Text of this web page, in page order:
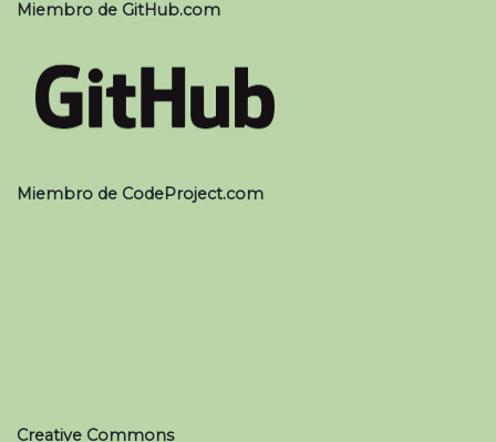
Miembro de GitHub.com
Miembro de CodeProject.com
Creative Commons